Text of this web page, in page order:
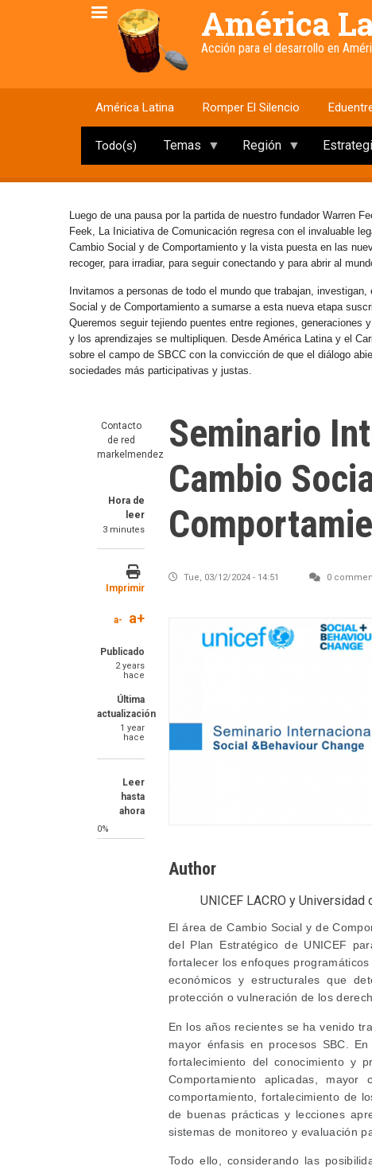
América
Acción para el desarrollo en
América Latina Romper El Silencio
Todo(s) Temas Región
Luego de una pausa por la partida de nuestro fundador Warren
Feek, La Iniciativa de Comunicación regresa con el invaluable
Cambio Social y de Comportamiento y la vista puesta en las
recoger, para irradiar, para seguir conectando y para abrir al
Invitamos a personas de todo el mundo que trabajan,
Social y de Comportamiento a sumarse a esta nueva etapa
Queremos seguir tejiendo puentes entre regiones,
y los aprendizajes se multipliquen. Desde América Latina y el
sobre el campo de SBCC con la convicción de que el diálogo
sociedades más participativas y justas.
Contacto
de red
markelmendez
Hora de
leer
3 minutes
Imprimir
a- a+
Publicado
2 years
hace
Última
actualización
1 year
hace
Leer
hasta
ahora
0%
Seminario
Cambio
Tue, 03/12/2024 - 14:51 0
Author
UNICEF LACRO y Universidad
SummaryText
El área de Cambio Social y de
del Plan Estratégico de UNICEF
fortalecer los enfoques
económicos y estructurales que
protección o vulneración de los
En los años recientes se ha venido
mayor énfasis en procesos SBC.
fortalecimiento del conocimiento y
Comportamiento aplicadas,
comportamiento, fortalecimiento de
de buenas prácticas y lecciones
sistemas de monitoreo y evaluación
Todo ello, considerando las